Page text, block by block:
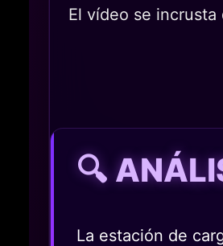
El vídeo se
🔍
La estación de